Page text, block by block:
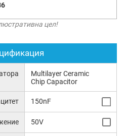
цел!
Multilayer Ceramic
Chip Capacitor
150nF
50V